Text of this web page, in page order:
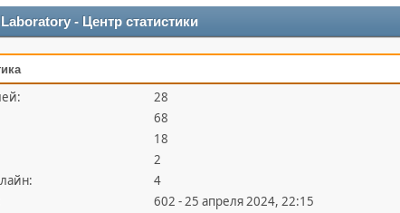
- Центр статистики
28
68
18
2
4
602 - 25 апреля 2024, 22:15